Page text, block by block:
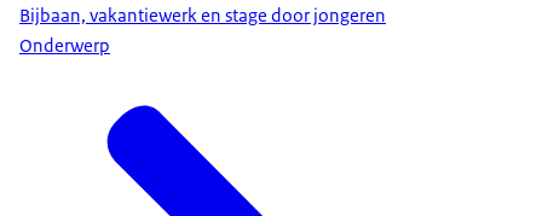
Bijbaan, vakantiewerk en stage door jongeren
Onderwerp